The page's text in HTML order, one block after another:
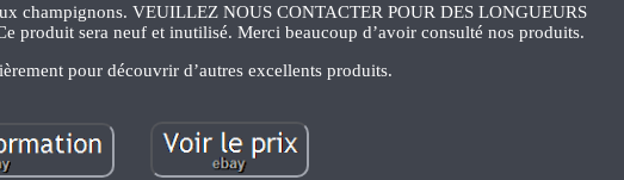
champignons. VEUILLEZ NOUS CONTACTER POUR DES LONGUEURS
produit sera neuf et inutilisé. Merci beaucoup d’avoir consulté nos produits.
pour découvrir d’autres excellents produits.